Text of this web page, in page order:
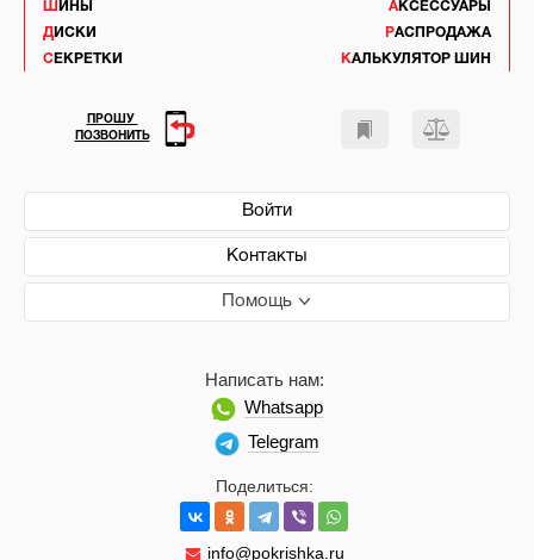
ШИНЫ
ДИСКИ
СЕКРЕТКИ
АКСЕССУАРЫ
РАСПРОДАЖА
КАЛЬКУЛЯТОР ШИН
Войти
Контакты
Помощь
Поделиться:
info@pokrishka.ru
Написать нам:
Whatsapp
Telegram
ПРОШУ
ПОЗВОНИТЬ